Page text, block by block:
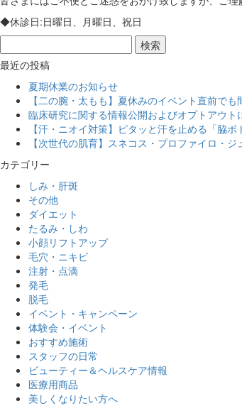
◆休診日:日曜日、月曜日、祝日
最近の投稿
夏期休業のお知らせ
【二の腕・太もも】夏休みのイベント直前で
臨床研究に関する情報公開およびオプトアウト
【汗・ニオイ対策】ピタッと汗を止める「脇
【次世代の肌育】スネコス・プロファイロ・
カテゴリー
しみ・肝斑
その他
ダイエット
たるみ・しわ
小顔リフトアップ
毛穴・ニキビ
注射・点滴
発毛
脱毛
イベント・キャンペーン
体験会・イベント
おすすめ施術
スタッフの日常
ビューティー＆ヘルスケア情報
医療用商品
美しくなりたい方へ